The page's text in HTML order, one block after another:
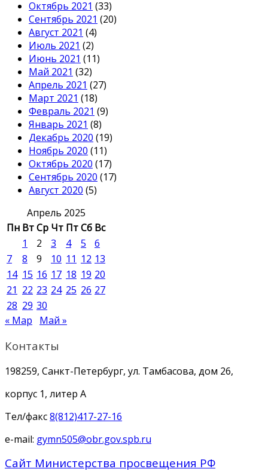
Октябрь 2021 (33)
Сентябрь 2021 (20)
Август 2021 (4)
Июль 2021 (2)
Июнь 2021 (11)
Май 2021 (32)
Апрель 2021 (27)
Март 2021 (18)
Февраль 2021 (9)
Январь 2021 (8)
Декабрь 2020 (19)
Ноябрь 2020 (11)
Октябрь 2020 (17)
Сентябрь 2020 (17)
Август 2020 (5)
Апрель 2025
Пн ВтСр Чт ПтСб Вс
1
2 3 4 5
6
7
8 9 10 11 12 13
14 15 16 17 18 19 20
21 22 23 24 25 26 27
28 29 30
« Мар
Май »
Контакты
198259, Санкт-Петербург, ул. Тамбасова, дом 26,
корпус 1, литер А
Тел/факс8(812)417-27-16
e-mail: gymn505@obr.gov.spb.ru
Сайт Министерства просвещения РФ